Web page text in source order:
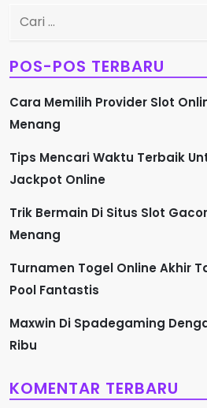
g
a
s
i
p
o
s
Cari
POS-POS TERBARU
Cara Memilih Provider Slot
Menang
Tips Mencari Waktu Terbaik
Jackpot Online
Trik Bermain Di Situs Slot
Menang
Turnamen Togel Online Akhir
Pool Fantastis
Maxwin Di Spadegaming
Ribu
KOMENTAR TERBARU